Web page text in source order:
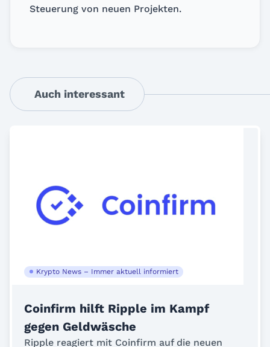
Steuerung von neuen Projekten.
Auch interessant
Krypto News – Immer aktuell informiert
Coinfirm hilft Ripple im Kampf
gegen Geldwäsche
Ripple reagiert mit Coinfirm auf die neuen